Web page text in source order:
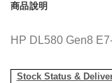
商品說明
HP DL580 Gen8
Stock Status &